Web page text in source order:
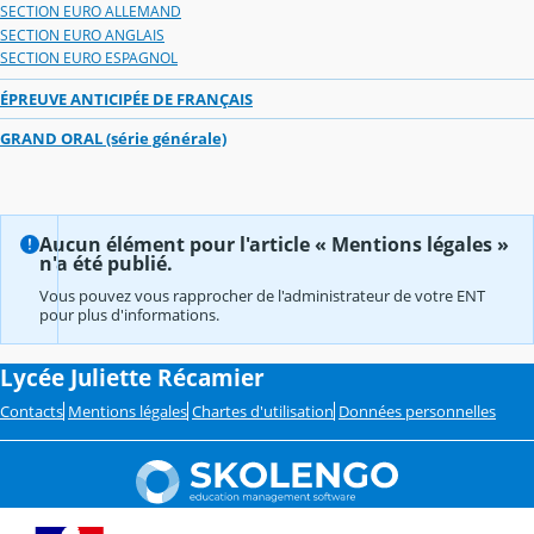
SECTION EURO ALLEMAND
SECTION EURO ANGLAIS
SECTION EURO ESPAGNOL
ÉPREUVE ANTICIPÉE DE FRANÇAIS
GRAND ORAL (série générale)
Aucun élément pour l'article « Mentions légales »
n'a été publié.
Vous pouvez vous rapprocher de l'administrateur de votre ENT
pour plus d'informations.
Lycée Juliette Récamier
Contacts Mentions légales Chartes d'utilisation Données personnelles